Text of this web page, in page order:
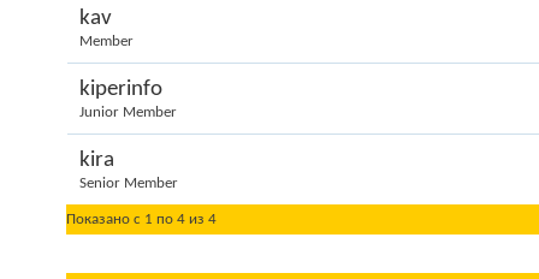
kav
Member
kiperinfo
Junior Member
kira
Senior Member
Показано с 1 по 4 из 4